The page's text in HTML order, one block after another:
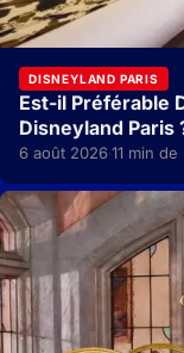
DISNEYLAND PARIS
Est-il Préférable
Disneyland Paris
6 août 2026·11 min